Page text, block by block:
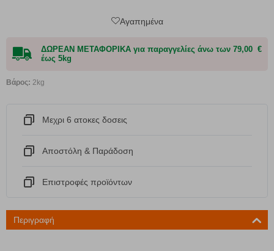
Αγαπημένα
ΔΩΡΕΑΝ ΜΕΤΑΦΟΡΙΚΑ για παραγγελίες άνω των 79,00 €
έως 5kg
Βάρος: 2kg
Μεχρι 6 ατοκες δοσεις
Αποστόλη & Παράδοση
Eπιστροφές προϊόντων
Περιγραφή